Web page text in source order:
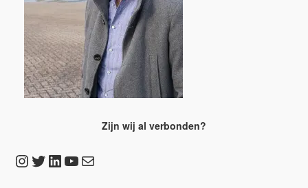
Zijn wij al verbonden?
Instagram
Twitter
LinkedIn
YouTube
E-mail